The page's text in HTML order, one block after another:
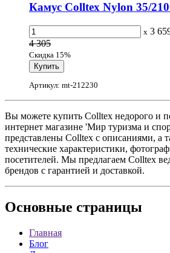
Камус Colltex Nylon 35/
x 3
4 305
Скидка 15%
Артикул: mt-212230
Вы можете купить Colltex недорого и
интернет магазине 'Мир туризма и
представлены Colltex с описаниями, а
технические характеристики,
посетителей. Мы предлагаем Colltex
брендов с гарантией и доставкой.
Основные страницы
Главная
Блог